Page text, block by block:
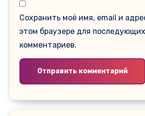
Сохранить моё имя, email и
этом браузере для
комментариев.